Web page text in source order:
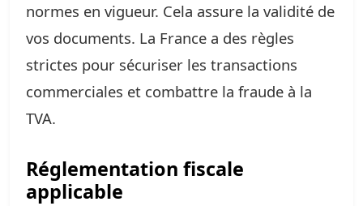
normes en vigueur. Cela assure la validité de
vos documents. La France a des règles
strictes pour sécuriser les transactions
commerciales et combattre la fraude à la
TVA.
Réglementation fiscale
applicable